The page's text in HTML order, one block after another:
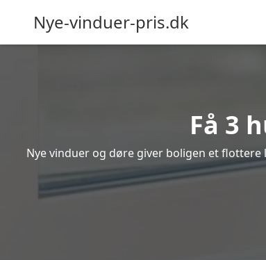
Nye-vinduer-pris.dk
Få 3
Nye vinduer og døre giver boligen et